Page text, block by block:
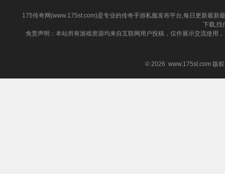
175传奇网(www.175st.com)是专业的传奇手游私服发布平台,每日更新最
下载,找
免责声明：本站所有游戏资源均来自互联网用户投稿，仅作展示交流使用
© 2026 www.175st.com 版